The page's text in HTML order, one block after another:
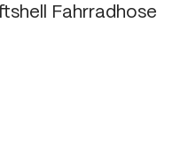
Fahrradhose